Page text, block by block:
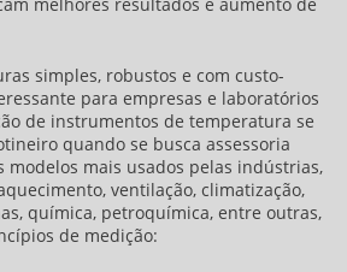
melhores resultados e aumento de
simples, robustos e com custo-
para empresas e laboratórios
de instrumentos de temperatura se
quando se busca assessoria
modelos mais usados pelas indústrias,
ventilação, climatização,
química, petroquímica, entre outras,
de medição: